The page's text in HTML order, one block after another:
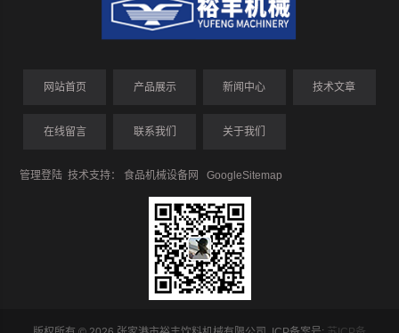
网站首页 产品展示 新闻中心 技术文章
在线留言 联系我们 关于我们
管理登陆 技术支持：食品机械设备网 GoogleSitemap